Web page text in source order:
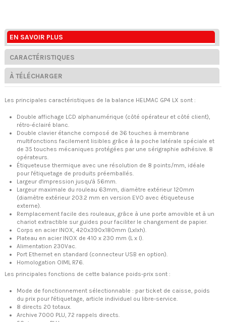
EN SAVOIR PLUS
CARACTÉRISTIQUES
À TÉLÉCHARGER
Les principales caractéristiques de la balance HELMAC GP4 LX sont :
Double affichage LCD alphanumérique (côté opérateur et côté client),
rétro-éclairé blanc.
Double clavier étanche composé de 36 touches à membrane
multifonctions facilement lisibles grâce à la poche latérale spéciale et
de 35 touches mécaniques protégées par une sérigraphie adhésive. 8
opérateurs.
Étiqueteuse thermique avec une résolution de 8 points/mm, idéale
pour l'étiquetage de produits préemballés.
Largeur d'impression jusqu'à 56mm.
Largeur maximale du rouleau 63mm, diamètre extérieur 120mm
(diamètre extérieur 203.2 mm en version EVO avec étiqueteuse
externe).
Remplacement facile des rouleaux, grâce à une porte amovible et à un
chariot extractible sur guides pour faciliter le changement de papier.
Corps en acier INOX, 420x390x180mm (Lxlxh).
Plateau en acier INOX de 410 x 230 mm (L x l).
Alimentation 230Vac.
Port Ethernet en standard (connecteur USB en option).
Homologation OIML R76.
Les principales fonctions de cette balance poids-prix sont :
Mode de fonctionnement sélectionnable : par ticket de caisse, poids
du prix pour l'étiquetage, article individuel ou libre-service.
8 directs 20 totaux.
Archive 7000 PLU, 72 rappels directs.